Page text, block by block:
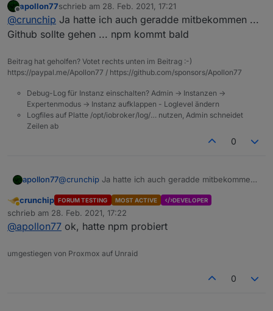
apollon77schrieb am 28. Feb. 2021, 17:21
zuletzt editiert von
@crunchip Ja hatte ich auch geradde mitbekommen ...
Github sollte gehen ... npm kommt bald
Beitrag hat geholfen? Votet rechts unten im Beitrag :-)
https://paypal.me/Apollon77 / https://github.com/sponsors/Apollon77
Debug-Log für Instanz einschalten? Admin -> Instanzen ->
Expertenmodus -> Instanz aufklappen - Loglevel ändern
Logfiles auf Platte /opt/iobroker/log/… nutzen, Admin schneidet
Zeilen ab
0
apollon77@crunchip Ja hatte ich auch geradde mitbekommen
Abwesend
crunchip FORUM TESTING MOST ACTIVE DEVELOPER
schrieb am 28. Feb. 2021, 17:22
zuletzt editiert von
@apollon77 ok, hatte npm probiert
umgestiegen von Proxmox auf Unraid
0